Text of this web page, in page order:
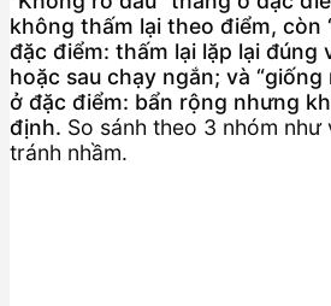
không thấm lại theo điểm, còn
đặc điểm: thấm lại lặp lại đúng
hoặc sau chạy ngắn; và
ở đặc điểm: bẩn rộng nhưng
định. So sánh theo 3 nhóm như
tránh nhầm.